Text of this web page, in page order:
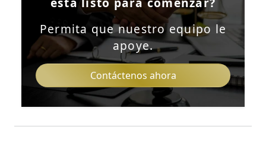
Permita que nuestro equipo le
apoye.
Contáctenos ahora